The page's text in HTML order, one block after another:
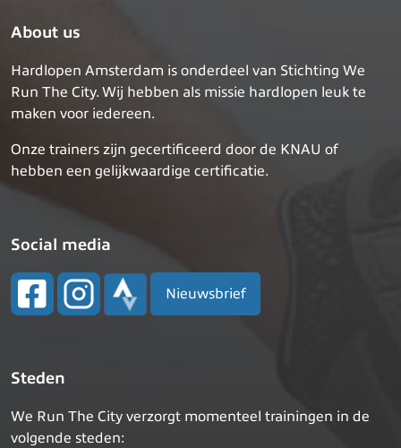
About us
Hardlopen Amsterdam is onderdeel van Stichting We
Run The City. Wij hebben als missie hardlopen leuk te
maken voor iedereen.
Onze trainers zijn gecertificeerd door de KNAU of
hebben een gelijkwaardige certificatie.
Social media
Nieuwsbrief
Steden
We Run The City verzorgt momenteel trainingen in de
volgende steden: